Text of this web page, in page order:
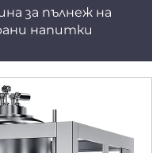
за пълнеж на
напитки